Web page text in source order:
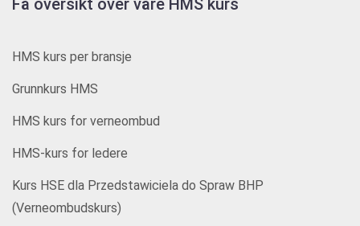
Få oversikt over våre HMS kurs
HMS kurs per bransje
Grunnkurs HMS
HMS kurs for verneombud
HMS-kurs for ledere
Kurs HSE dla Przedstawiciela do Spraw BHP
(Verneombudskurs)